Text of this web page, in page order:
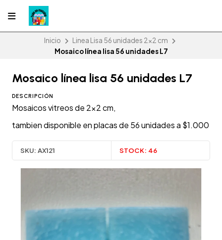
Inicio
Linea Lisa 56 unidades 2x2 cm
Mosaico línea lisa 56 unidades L7
Mosaico línea lisa 56 unidades L7
DESCRIPCIÓN
Mosaicos vitreos de 2x2 cm,
tambien disponible en placas de 56 unidades a $1.000
SKU: AX121 STOCK: 46